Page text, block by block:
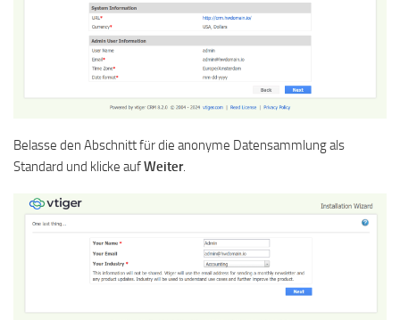
Belasse den Abschnitt für die anonyme Datensammlung als
Standard und klicke aufWeiter.